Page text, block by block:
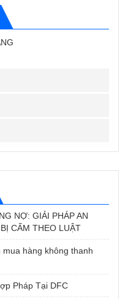
NỢ: GIẢI PHÁP AN
CẤM THEO LUẬT
hàng không thanh
Pháp Tại DFC